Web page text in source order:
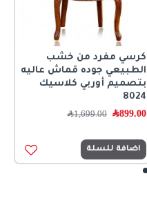
كرسي مفرد من خشب
الطبيعي جوده قماش عاليه
بتصميم أوربي كلاسيك
8024
899.00﷼ 1,699.00﷼
اضافة للسلة